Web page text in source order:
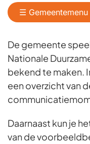
☰ Gemeentemenu
De gemeente
Nationale
bekend te maken.
een overzicht van
Daarnaast kun je
van de